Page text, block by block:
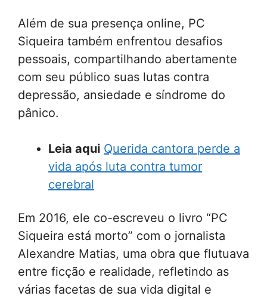
Além de sua presença online, PC
Siqueira também enfrentou desafios
pessoais, compartilhando abertamente
com seu público suas lutas contra
depressão, ansiedade e síndrome do
pânico.
Leia aqui Querida cantora perde a
vida após luta contra tumor
cerebral
Em 2016, ele co-escreveu o livro “PC
Siqueira está morto” com o jornalista
Alexandre Matias, uma obra que flutuava
entre ficção e realidade, refletindo as
várias facetas de sua vida digital e